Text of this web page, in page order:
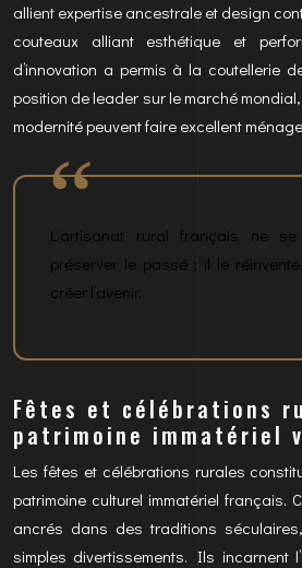
allient expertise ancestrale et design
couteaux alliant esthétique et
d’innovation a permis à la coutellerie
position de leader sur le marché
modernité peuvent faire excellent
L’artisanat rural français ne
préserver le passé ; il le
créer l’avenir.
Fêtes et célébrations
patrimoine immatériel
Les fêtes et célébrations rurales
patrimoine culturel immatériel français.
ancrés dans des traditions
simples divertissements. Ils incarnent